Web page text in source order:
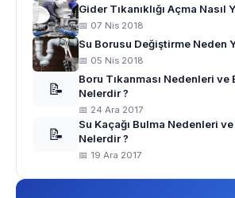
Gider Tıkanıklığı Açma Nasıl
📅 07 Nis 2018
Su Borusu Değiştirme Neden
📅 05 Nis 2018
📝
Boru Tıkanması Nedenleri
Nelerdir ?
📅 24 Ara 2017
📝
Su Kaçağı Bulma Nedenleri
Nelerdir ?
📅 19 Ara 2017